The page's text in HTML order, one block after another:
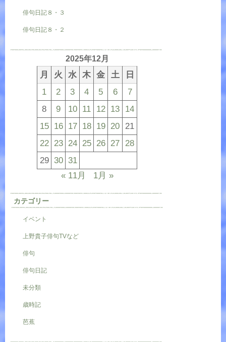
俳句日記８・３
俳句日記８・２
2025年12月
月 火 水 木 金 土
日
1
2 3 4 5 6
7
8
9 10 11 12 13 14
15 16 17 18 19 20 21
22 23 24 25 26 27 28
29 30 31
« 11月
1月 »
カテゴリー
イベント
上野貴子俳句TVなど
俳句
俳句日記
未分類
歳時記
芭蕉